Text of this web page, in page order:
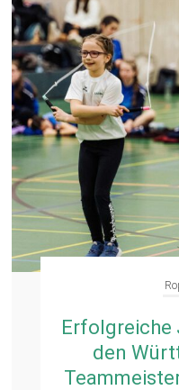
Erfolgreiche
den